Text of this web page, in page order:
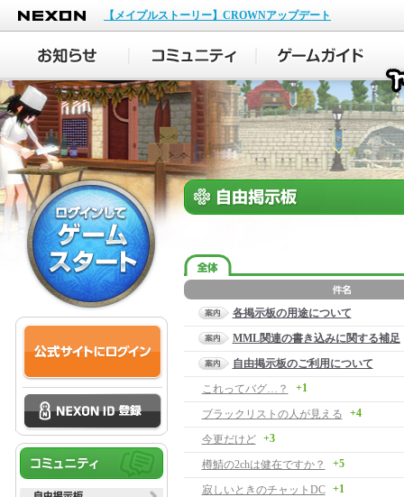
NEXON
【メイプルストーリー】CROWNアップデート
各掲示板の用途について
MML関連の書き込みに関する補足
自由掲示板のご利用について
これってバグ…？
+1
ブラックリストの人が見える +4
今更だけど +3
樽鯖の2chは健在ですか？ +5
寂しいときのチャットDC +1